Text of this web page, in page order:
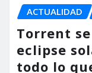
ACTUALIDAD
Torrent
eclipse
todo lo